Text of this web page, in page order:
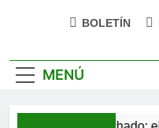
BOLETÍN
MENÚ